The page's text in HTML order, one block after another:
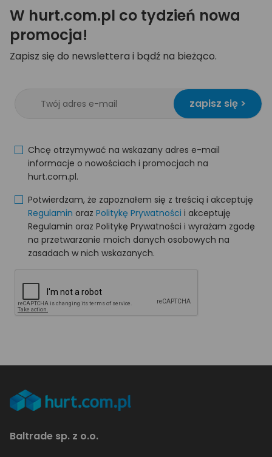
W hurt.com.pl co tydzień nowa
promocja!
Zapisz się do newslettera i bądź na bieżąco.
zapisz się >
Chcę otrzymywać na wskazany adres e-mail
informacje o nowościach i promocjach na
hurt.com.pl.
Potwierdzam, że zapoznałem się z treścią i akceptuję
Regulamin oraz Politykę Prywatności i akceptuję
Regulamin oraz Politykę Prywatności i wyrażam zgodę
na przetwarzanie moich danych osobowych na
zasadach w nich wskazanych.
Baltrade sp. z o.o.